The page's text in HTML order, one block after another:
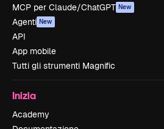
MCP per Claude/ChatGPT New
Agenti New
API
App mobile
Tutti gli strumenti Magnific
Inizia
Academy